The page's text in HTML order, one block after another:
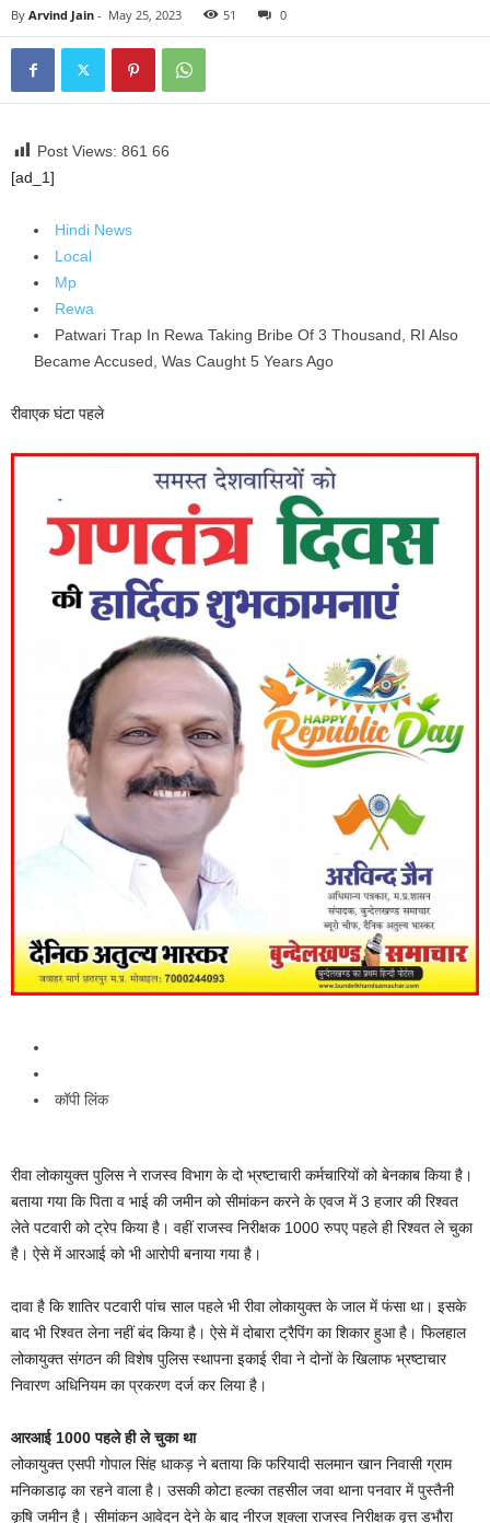
By Arvind Jain - May 25, 2023 51 0
Post Views: 861 66
[ad_1]
Hindi News
Local
Mp
Rewa
Patwari Trap In Rewa Taking Bribe Of 3 Thousand, RI Also
Became Accused, Was Caught 5 Years Ago
रीवाएक घंटा पहले
कॉपी लिंक
रीवा लोकायुक्त पुलिस ने राजस्व विभाग के दो भ्रष्टाचारी कर्मचारियों को बेनकाब किया है।
बताया गया कि पिता व भाई की जमीन को सीमांकन करने के एवज में 3 हजार की रिश्वत
लेते पटवारी को ट्रेप किया है। वहीं राजस्व निरीक्षक 1000 रुपए पहले ही रिश्वत ले चुका
है। ऐसे में आरआई को भी आरोपी बनाया गया है।
दावा है कि शातिर पटवारी पांच साल पहले भी रीवा लोकायुक्त के जाल में फंसा था। इसके
बाद भी रिश्वत लेना नहीं बंद किया है। ऐसे में दोबारा ट्रैपिंग का शिकार हुआ है। फिलहाल
लोकायुक्त संगठन की विशेष पुलिस स्‍थापना इकाई रीवा ने दोनों के खिलाफ भ्रष्टाचार
निवारण अधिनियम का प्रकरण दर्ज कर लिया है।
आरआई 1000 पहले ही ले चुका था
लोकायुक्त एसपी गोपाल सिंह धाकड़ ने बताया कि फरियादी सलमान खान निवासी ग्राम
मनिकाडाढ़ का रहने वाला है। उसकी कोटा हल्का तहसील जवा थाना पनवार में पुस्तैनी
कृषि जमीन है। सीमांकन आवेदन देने के बाद नीरज शुक्ला राजस्व निरीक्षक वृत्त डभौरा